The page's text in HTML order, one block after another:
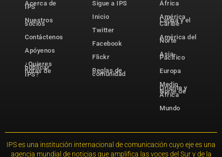
Acerca de
IPS
Nuestros
socios
Contáctenos
Apóyenos
¿Quieres
publicar
notas de
IPS?
Sigue a IPS
Inicio
Twitter
Facebook
Flickr
Reglas de
comunidad
África
América
Latina y el
Caribe
América del
Norte
Asia-
Pacífico
Europa
Medio
Oriente y
Norte de
África
Mundo
IPS es una institución internacional de comunicación cuyo eje es una
agencia mundial de noticias que amplifica las voces del Sur y de la